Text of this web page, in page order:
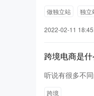
做独立站 独立
2022-02-11
跨境电商是
听说有很多不
跨境